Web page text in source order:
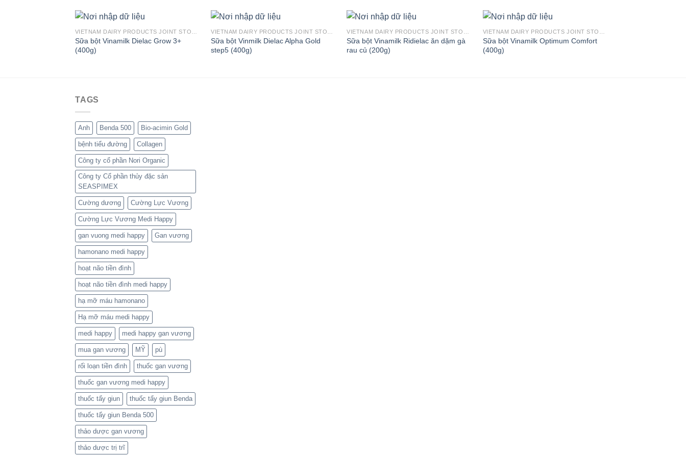
VIETNAM DAIRY PRODUCTS JOINT STOCK COMPANY
Sữa bột Vinamilk Dielac Grow 3+
(400g)
VIETNAM DAIRY PRODUCTS JOINT STOCK COMPANY
Sữa bột Vinmilk Dielac Alpha Gold
step5 (400g)
VIETNAM DAIRY PRODUCTS JOINT STOCK COMPANY
Sữa bột Vinamilk Ridielac ăn dặm gà
rau củ (200g)
VIETNAM DAIRY PRODUCTS JOINT STOCK COMPANY
Sữa bột Vinamilk Optimum Comfort
(400g)
TAGS
Anh Benda 500 Bio-acimin Gold
bệnh tiểu đường Collagen
Công ty cổ phần Nori Organic
Công ty Cổ phần thủy đặc sản
SEASPIMEX
Cường dương Cường Lực Vương
Cường Lực Vương Medi Happy
gan vuong medi happy Gan vương
hamonano medi happy
hoạt não tiền đình
hoạt não tiền đình medi happy
hạ mỡ máu hamonano
Hạ mỡ máu medi happy
medi happy medi happy gan vương
mua gan vương MỸ pù
rối loạn tiền đình thuốc gan vương
thuốc gan vương medi happy
thuốc tẩy giun thuốc tẩy giun Benda
thuốc tẩy giun Benda 500
thảo dược gan vương
thảo dược trị trĩ